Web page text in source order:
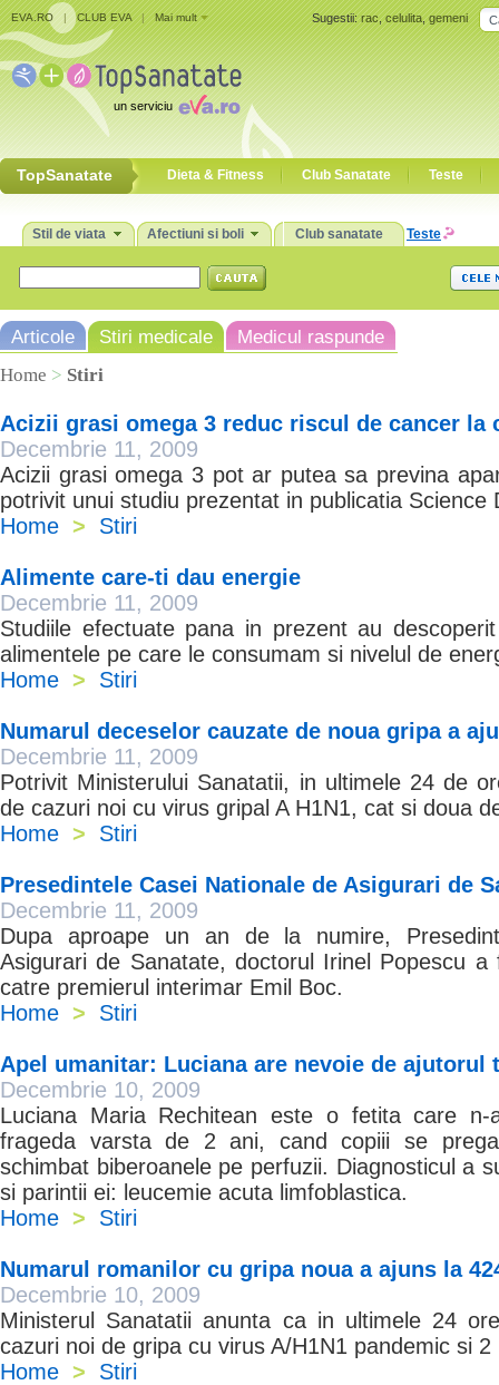
Sugestii: rac,celulita,gemeni
EVA.RO | CLUB EVA | Mai mult
un serviciu
TopSanatate Dieta & Fitness Club Sanatate Teste
Stil de viata Afectiuni si boli Club sanatate Teste
Articole Stiri medicale
Medicul raspunde
Home > Stiri
Acizii grasi omega 3 reduc riscul de cancer la
Decembrie 11, 2009
Acizii grasi omega 3 pot ar putea sa previna
potrivit unui studiu prezentat in publicatia Science
Home > Stiri
Alimente care-ti dau energie
Decembrie 11, 2009
Studiile efectuate pana in prezent au
alimentele pe care le consumam si nivelul de
Home > Stiri
Numarul deceselor cauzate de noua gripa a
Decembrie 11, 2009
Potrivit Ministerului Sanatatii, in ultimele 24 de
de cazuri noi cu virus gripal A H1N1, cat si doua
Home > Stiri
Presedintele Casei Nationale de Asigurari de
Decembrie 11, 2009
Dupa aproape un an de la numire,
Asigurari de Sanatate, doctorul Irinel Popescu
catre premierul interimar Emil Boc.
Home > Stiri
Apel umanitar: Luciana are nevoie de ajutorul
Decembrie 10, 2009
Luciana Maria Rechitean este o fetita care
frageda varsta de 2 ani, cand copiii se
schimbat biberoanele pe perfuzii. Diagnosticul a
si parintii ei: leucemie acuta limfoblastica.
Home > Stiri
Numarul romanilor cu gripa noua a ajuns la
Decembrie 10, 2009
Ministerul Sanatatii anunta ca in ultimele 24
cazuri noi de gripa cu virus A/H1N1 pandemic si 2
Home > Stiri